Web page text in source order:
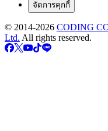
จัดการคุกกี้
© 2014-2026 CODING
Ltd. All rights reserved.